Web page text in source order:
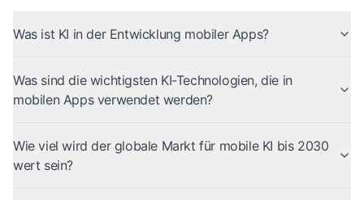
Was ist KI in der Entwicklung mobiler Apps?
Was sind die wichtigsten KI-Technologien, die in
mobilen Apps verwendet werden?
Wie viel wird der globale Markt für mobile KI bis 2030
wert sein?